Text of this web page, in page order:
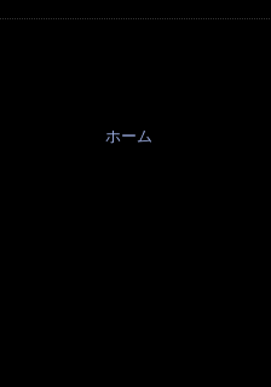
ホーム